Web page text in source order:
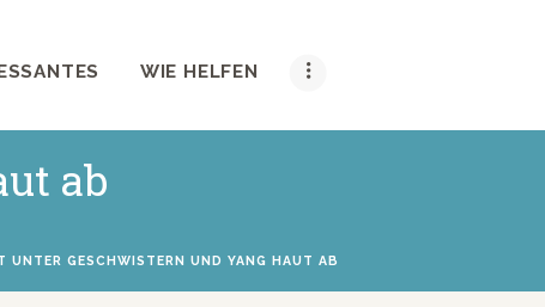
WIE HELFEN
ab
UNTER GESCHWISTERN UND YANG HAUT AB